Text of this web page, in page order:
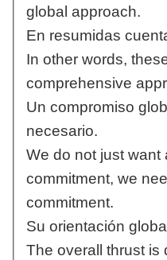
global approach.
En resumidas
In other words,
comprehensive
Un compromiso
necesario.
We do not just want
commitment, we
commitment.
Su orientación
The overall thrust is